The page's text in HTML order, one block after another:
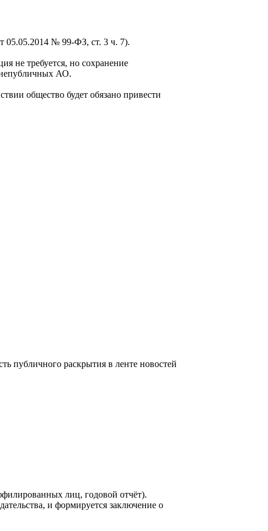
05.05.2014 № 99-ФЗ, ст. 3 ч. 7).
не требуется, но сохранение
АО.
общество будет обязано привести
публичного раскрытия в ленте новостей
лиц, годовой отчёт).
и формируется заключение о